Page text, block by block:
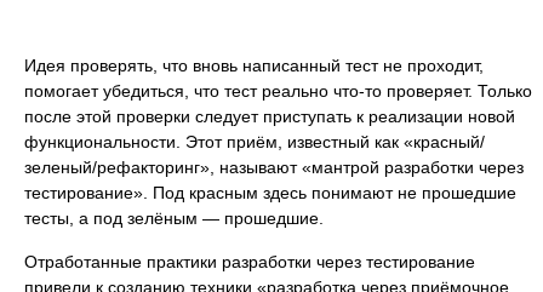
Идея проверять, что вновь написанный тест не проходит,
помогает убедиться, что тест реально что-то проверяет. Только
после этой проверки следует приступать к реализации новой
функциональности. Этот приём, известный как «красный/
зеленый/рефакторинг», называют «мантрой разработки через
тестирование». Под красным здесь понимают не прошедшие
тесты, а под зелёным — прошедшие.
Отработанные практики разработки через тестирование
привели к созданию техники «разработка через приёмочное